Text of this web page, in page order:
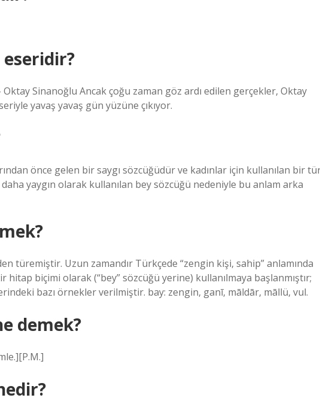
Sinanoğlu Ancak çoğu zaman göz ardı edilen gerçekler, Oktay
yavaş yavaş gün yüzüne çıkıyor.
önce gelen bir saygı sözcüğüdür ve kadınlar için kullanılan bir
yaygın olarak kullanılan bey sözcüğü nedeniyle bu anlam arka
türemiştir. Uzun zamandır Türkçede “zengin kişi, sahip” anlamında
hitap biçimi olarak (“bey” sözcüğü yerine) kullanılmaya başlanmıştır;
bazı örnekler verilmiştir. bay: zengin, ganī, māldār, māllü, vul.
demek?